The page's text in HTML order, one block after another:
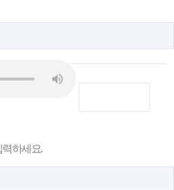
하세요.